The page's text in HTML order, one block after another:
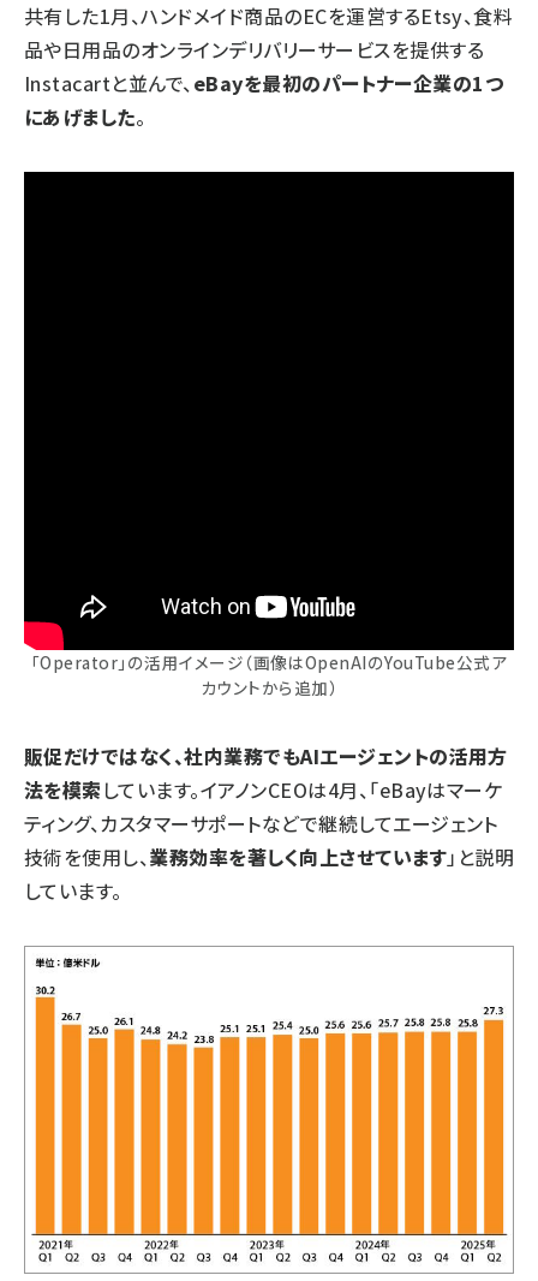
共有した1月、ハンドメイド商品のECを運営するEtsy、食料
品や日用品のオンラインデリバリーサービスを提供する
Instacartと並んで、eBayを最初のパートナー企業の1つ
にあげました。
「Operator」の活用イメージ（画像はOpenAIのYouTube公式ア
カウントから追加）
販促だけではなく、社内業務でもAIエージェントの活用方
法を模索 しています。イアノンCEOは4月、「eBayはマーケ
ティング、カスタマーサポートなどで継続してエージェント
技術を使用し、業務効率を著しく向上させています」と説明
しています。